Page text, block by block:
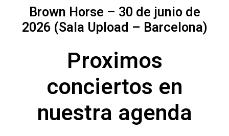
Brown Horse – 30 de junio de
2026 (Sala Upload – Barcelona)
Proximos
conciertos en
nuestra agenda